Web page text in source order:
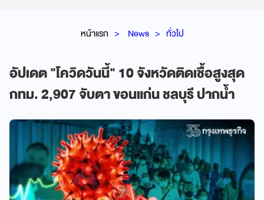
หน้าแรก News ทั่วไป
อัปเดต "โควิดวันนี้" 10 จังหวัดติดเชื้อสูงสุด
กทม. 2,907 จับตา ขอนแก่น ชลบุรี ปากน้ำ